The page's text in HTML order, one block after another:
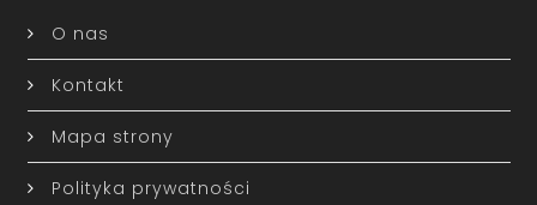
O nas
Kontakt
Mapa strony
Polityka prywatności